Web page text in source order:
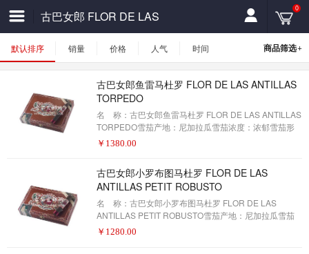
古巴女郎 FLOR DE LAS
ANTILLAS
0
商品筛选+
默认排序 销量 价格 人气 时间
古巴女郎鱼雷马杜罗 FLOR DE LAS ANTILLAS
TORPEDO
名 称：古巴女郎鱼雷马杜罗 FLOR DE LAS ANTILLAS
TORPEDO雪茄产地：尼加拉瓜雪茄浓度：浓郁雪茄形
状：鱼雷雪茄尺寸：6 .1/8 x 52包装数量：20制作方式：
有盒装的大小，从选择尼加拉瓜的库班-种子烟草，到精
致的尼加拉瓜太阳长大的包装叶子，到华丽的包装，这
些中型的puros是超光滑的，提供了完美平衡的口味的奶
油组合。现在订
￥ 1380.00
古巴女郎小罗布图马杜罗 FLOR DE LAS
ANTILLAS PETIT ROBUSTO
名 称：古巴女郎小罗布图马杜罗 FLOR DE LAS
ANTILLAS PETIT ROBUSTO雪茄产地：尼加拉瓜雪茄
浓度：浓郁雪茄形状：罗布图雪茄尺寸：4 .5 X 50包装
￥ 1280.00